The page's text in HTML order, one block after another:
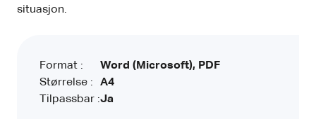
situasjon.
Format :
Størrelse :
Tilpassbar :
Word (Microsoft), PDF
A4
Ja